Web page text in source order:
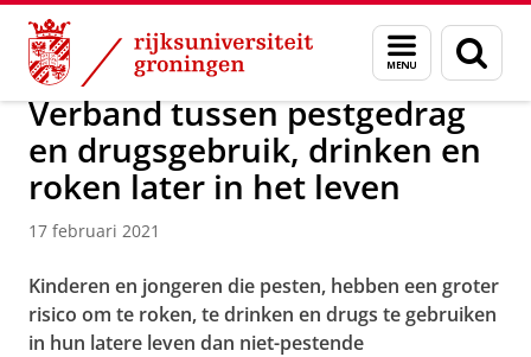
Skip
Content
Skip
Navigation
Menu
en
zoeken
Over ons Actueel Nieuws Nieuwsberichten
Verband tussen pestgedrag
en drugsgebruik, drinken en
roken later in het leven
17 februari 2021
Kinderen en jongeren die pesten, hebben een groter
risico om te roken, te drinken en drugs te gebruiken
in hun latere leven dan niet-pestende